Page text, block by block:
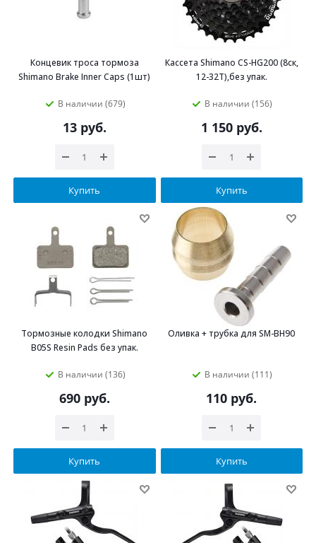
Концевик троса тормоза
Shimano Brake Inner Caps (1шт)
В наличии (679)
13руб.
Купить
Кассета Shimano CS-HG200 (8ск,
12-32Т),без упак.
В наличии (156)
1 150руб.
Купить
Тормозные колодки Shimano
B05S Resin Pads без упак.
В наличии (136)
690руб.
Купить
Оливка + трубка для SM-BH90
В наличии (111)
110 руб.
Купить